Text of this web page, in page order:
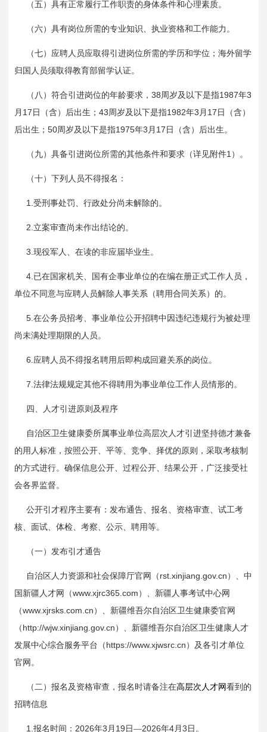
（五）具有正常履行工作职责的身体条件和心理素质。
（六）具有岗位所需的专业知识、执业资格和工作能力。
（七）应聘人员应取得引进岗位所需的学历和学位；海外留学
归国人员须取得教育部留学认证。
（八）符合引进岗位的年龄要求，38 周岁及以下是指1987年3
月 17 日 （含）后出生；43 周岁及以下是指1982年3 月 17 日
（含）
后出生；50周岁及以下是指1975年3 月 17 日 （含）后出生。
（九）具备引进岗位所需的其他条件和要求（详见附件1 ）。
（十）下列人员不得报名：
1.受刑事处罚、行政处分尚未解除的。
2. 立案审查尚未作出结论的。
3.现役军人、在读的非应届毕业生。
4. 已在国家机关、国有企事业单位的在编在册正式工作人员，
单位不同意与应聘人员解除人事关系（聘用合同关系）的。
5.在公务员招考、事业单位公开招聘中因违纪违规行为被处理
尚未满处理期限的人员。
6. 应聘人员不得报名聘用后即构成回避关系的岗位。
7.法律法规规定其他不得聘用为事业单位工作人员情形的。
四、人才引进原则及程序
自治区卫生健康委所属事业单位高层次人才引进坚持德才兼备
的用人标准，按照公开、平等、竞争、择优的原则，采取考核制
的方式进行。确保信息公开、过程公开、结果公开，广泛接受社
会各界监督。
公开引才程序主要有：发布通告、报名、资格审查、试工考
核、面试、体检、考察、公示、聘用等。
（一）发布引才通告
自治区人力资源和社会保障厅官网（ rst.xinjiang.gov.cn ）、中
国新疆人才网（www.xjrc365.com ）、新疆人事考试中心网
（www.xjrsks.com.cn ）、新疆维吾尔自治区卫生健康委官网
（ http://wjw.xinjiang.gov.cn ）、新疆维吾尔自治区卫生健康人才
发展中心综合服务平台（ https://www.xjwsrc.cn ）及各引才单位
官网。
（二）报名及资格审查，报名时请备注在高层次人才网看到的
招聘信息
1.报名时间： 2026年3 月 19 日—2026年4 月3 日 。